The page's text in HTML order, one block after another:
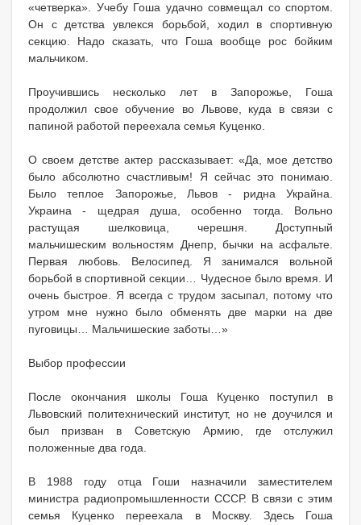
«четверка». Учебу Гоша удачно совмещал со спортом.
Он с детства увлекся борьбой, ходил в спортивную
секцию. Надо сказать, что Гоша вообще рос бойким
мальчиком.
Проучившись несколько лет в Запорожье, Гоша
продолжил свое обучение во Львове, куда в связи с
папиной работой переехала семья Куценко.
О своем детстве актер рассказывает: «Да, мое детство
было абсолютно счастливым! Я сейчас это понимаю.
Было теплое Запорожье, Львов - ридна Украйна.
Украина - щедрая душа, особенно тогда. Вольно
растущая шелковица, черешня. Доступный
мальчишеским вольностям Днепр, бычки на асфальте.
Первая любовь. Велосипед. Я занимался вольной
борьбой в спортивной секции… Чудесное было время. И
очень быстрое. Я всегда с трудом засыпал, потому что
утром мне нужно было обменять две марки на две
пуговицы… Мальчишеские заботы…»
Выбор профессии
После окончания школы Гоша Куценко поступил в
Львовский политехнический институт, но не доучился и
был призван в Советскую Армию, где отслужил
положенные два года.
В 1988 году отца Гоши назначили заместителем
министра радиопромышленности СССР. В связи с этим
семья Куценко переехала в Москву. Здесь Гоша